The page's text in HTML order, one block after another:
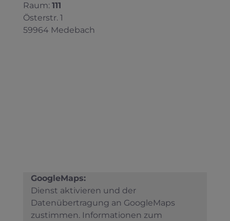
Raum: 111
Österstr. 1
59964 Medebach
GoogleMaps:
Dienst aktivieren und der
Datenübertragung an GoogleMaps
zustimmen. Informationen zum